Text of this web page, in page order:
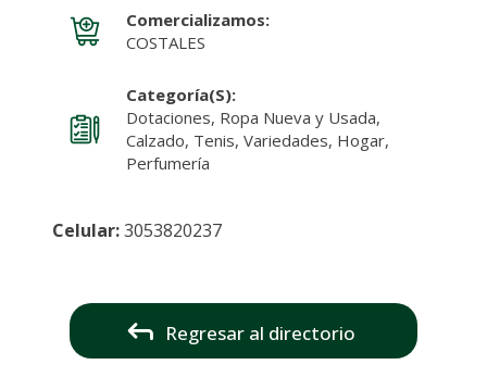
Comercializamos:
COSTALES
Categoría(s):
Dotaciones, Ropa Nueva y Usada,
Calzado, Tenis, Variedades, Hogar,
Perfumería
Celular:3053820237
Regresar al directorio